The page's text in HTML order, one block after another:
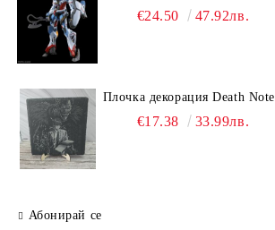
€24.50 47.92лв.
Плочка декорация Death Note
€17.38 33.99лв.
Абонирай се